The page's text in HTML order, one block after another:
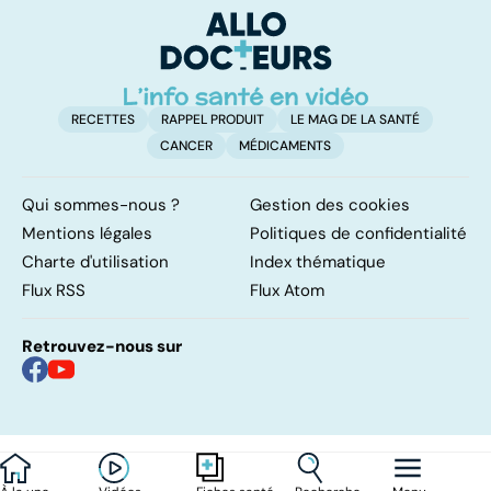
RECETTES RAPPEL PRODUIT
LE MAG DE LA SANTÉ
CANCER
MÉDICAMENTS
Qui sommes-nous ?
Gestion des cookies
Mentions légales
Politiques de confidentialité
Charte d'utilisation
Index thématique
Flux RSS
Flux Atom
Retrouvez-nous sur